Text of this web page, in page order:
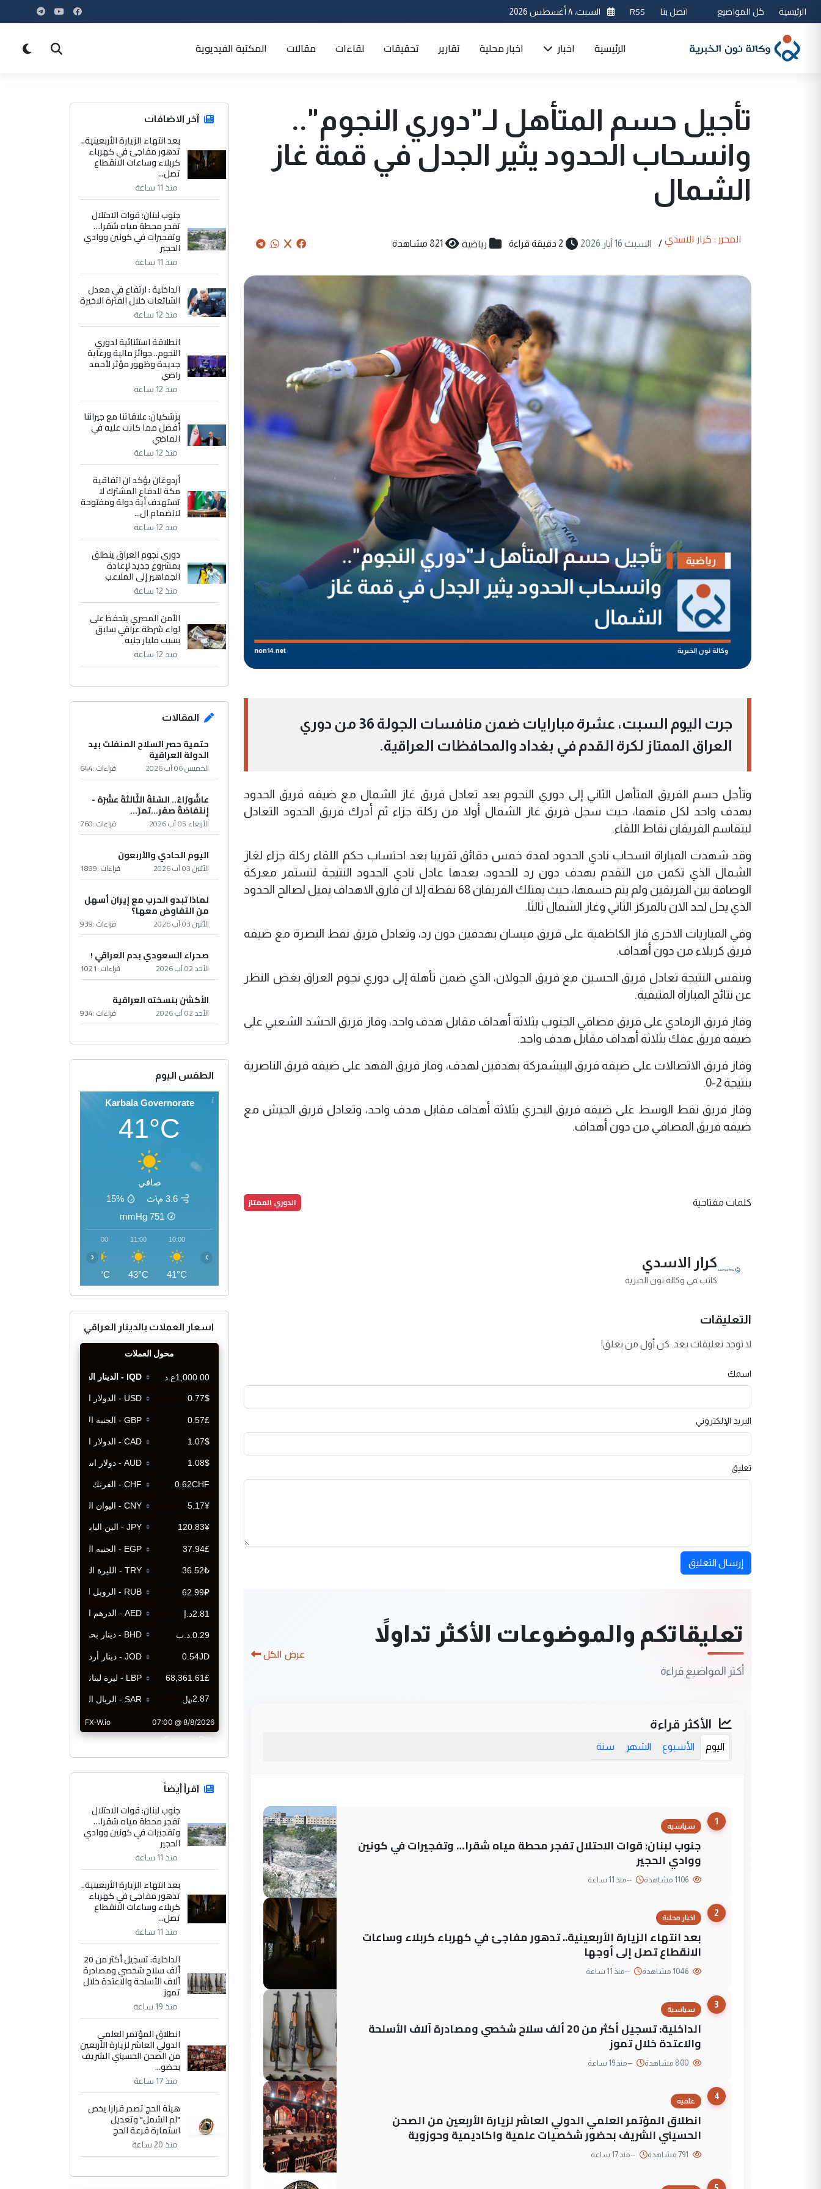
الرئيسية كل المواضيع اتصل بنا RSS السبت، ٨ أغسطس 2026
الرئيسية اخبار اخبار محلية تقارير تحقيقات لقاءات مقالات المكتبة الفيديوية
تأجيل حسم المتأهل لـ"دوري النجوم"..
وانسحاب الحدود يثير الجدل في قمة غاز
الشمال
المحرر : كرار الاسدي / السبت 16 آيار 2026 2 دقيقة قراءة رياضية 821 مشاهدة
جرت اليوم السبت، عشرة مبارايات ضمن منافسات الجولة 36 من دوري
العراق الممتاز لكرة القدم في بغداد والمحافظات العراقية.
‏وتأجل حسم الفريق المتأهل الثاني إلى دوري النجوم بعد تعادل فريق غاز الشمال مع ضيفه فريق الحدود
بهدف واحد لكل منهما، حيث سجل فريق غاز الشمال أولا من ركلة جزاء ثم أدرك فريق الحدود التعادل
ليتقاسم الفريقان نقاط اللقاء.
وقد شهدت المباراة انسحاب نادي الحدود لمدة خمس دقائق تقريبا بعد احتساب حكم اللقاء ركلة جزاء لغاز
الشمال الذي تكمن من التقدم بهدف دون رد للحدود، بعدها عادل نادي الحدود النتيجة لتستمر معركة
الوصافة بين الفريقين ولم يتم حسمها، حيث يمتلك الفريقان 68 نقطة إلا ان فارق الاهداف يميل لصالح الحدود
الذي يحل لحد الان بالمركز الثاني وغاز الشمال ثالثا.
وفي المباريات الاخرى فاز الكاظمية على فريق ميسان بهدفين دون رد، وتعادل فريق نفط البصرة مع ضيفه
فريق كربلاء من دون أهداف.
‏وبنفس النتيجة تعادل فريق الحسين مع فريق الجولان، الذي ضمن تأهلة إلى دوري نجوم العراق بغض النظر
عن نتائج المباراة المتبقية.
‏وفاز فريق الرمادي على فريق مصافي الجنوب بثلاثة أهداف مقابل هدف واحد، وفاز فريق الحشد الشعبي على
ضيفه فريق عفك بثلاثة أهداف مقابل هدف واحد.
‏وفاز فريق الاتصالات على ضيفه فريق البيشمركة بهدفين لهدف،‏ وفاز فريق الفهد على ضيفه فريق الناصرية
بنتيجة 2-0.
‏وفاز فريق نفط الوسط على ضيفه فريق البحري بثلاثة أهداف مقابل هدف واحد، ‏وتعادل فريق الجيش مع
ضيفه فريق المصافي من دون أهداف.
كلمات مفتاحية الدوري الممتاز
كرار الاسدي
كاتب في وكالة نون الخبرية
التعليقات
لا توجد تعليقات بعد. كن أول من يعلق!
اسمك
البريد الإلكتروني
تعليق
إرسال التعليق
تعليقاتكم والموضوعات الأكثر تداولاً
أكثر المواضيع قراءة
عرض الكل
الأكثر قراءة
اليوم الأسبوع الشهر سنة
1
سياسية
جنوب لبنان: قوات الاحتلال تفجر محطة مياه شقرا… وتفجيرات في كونين
ووادي الحجير
--منذ 11 ساعة
2
اخبار محلية
بعد انتهاء الزيارة الأربعينية.. تدهور مفاجئ في كهرباء كربلاء وساعات
الانقطاع تصل إلى أوجها
--منذ 11 ساعة
3
سياسية
الداخلية: تسجيل أكثر من 20 ألف سلاح شخصي ومصادرة آلاف الأسلحة
والاعتدة خلال تموز
--منذ 19 ساعة
4
علمية
انطلاق المؤتمر العلمي الدولي العاشر لزيارة الأربعين من الصحن
الحسيني الشريف بحضور شخصيات علمية واكاديمية وحوزوية
--منذ 17 ساعة
آخر الاضافات
بعد انتهاء الزيارة الأربعينية..
تدهور مفاجئ في كهرباء
كربلاء وساعات الانقطاع
تصل...
منذ 11 ساعة
جنوب لبنان: قوات الاحتلال
تفجر محطة مياه شقرا…
وتفجيرات في كونين ووادي
الحجير
منذ 11 ساعة
الداخلية : ارتفاع في معدل
الشائعات خلال الفترة الاخيرة
منذ 12 ساعة
انطلاقة استثنائية لدوري
النجوم.. جوائز مالية ورعاية
جديدة وظهور مؤثر لأحمد
راضي
منذ 12 ساعة
بزشكيان: علاقاتنا مع جيراننا
أفضل مما كانت عليه في
الماضي
منذ 12 ساعة
أردوغان يؤكد ان اتفاقية
مكة للدفاع المشترك لا
تستهدف أية دولة ومفتوحة
لانضمام ال...
منذ 12 ساعة
دوري نجوم العراق ينطلق
بمشروع جديد لإعادة
الجماهير إلى الملاعب
منذ 12 ساعة
الأمن المصري يتحفظ على
لواء شرطة عراقي سابق
بسبب مليار جنيه
منذ 12 ساعة
المقالات
حتمية حصر السلاح المنفلت بيد
الدولة العراقية
الخميس 06 آب 2026 قراءات :644
عاشُورْاءُ.. السّنَةُ الثّالثةَ عشَرَة -
إِنتفاضةُ صفَر…تمرّ...
الأربعاء 05 آب 2026 قراءات :760
اليوم الحادي والأربعون
الأثنين 03 آب 2026 قراءات :1899
لماذا تبدو الحرب مع إيران أسهل
من التفاوض معها؟
الأثنين 03 آب 2026 قراءات :939
صحراء السعودي بدم العراقي !
الأحد 02 آب 2026 قراءات :1021
الأكشن بنسخته العراقية
الأحد 02 آب 2026 قراءات :934
الطقس اليوم
Karbala Governorate
41°C
صافي
3.6 م\ث
15%
751
mmHg
10:00
41°C
11:00
43°C
12:00
44°C
‹ ›
اسعار العملات بالدينار العراقي
CurrencyRate
اقرأ أيضاً
جنوب لبنان: قوات الاحتلال
تفجر محطة مياه شقرا…
وتفجيرات في كونين ووادي
الحجير
منذ 11 ساعة
بعد انتهاء الزيارة الأربعينية..
تدهور مفاجئ في كهرباء
كربلاء وساعات الانقطاع
تصل...
منذ 11 ساعة
الداخلية: تسجيل أكثر من 20
ألف سلاح شخصي ومصادرة
آلاف الأسلحة والاعتدة خلال
تموز
منذ 19 ساعة
انطلاق المؤتمر العلمي
الدولي العاشر لزيارة الأربعين
من الصحن الحسيني الشريف
بحضو...
منذ 17 ساعة
هيئة الحج تصدر قرارا يخص
"لم الشمل" وتعديل
استمارة قرعة الحج
منذ 20 ساعة